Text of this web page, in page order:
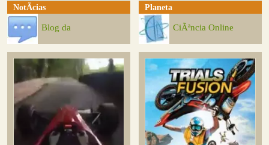
NotÃ­cias
Blog da
Planeta
CiÃªncia Online